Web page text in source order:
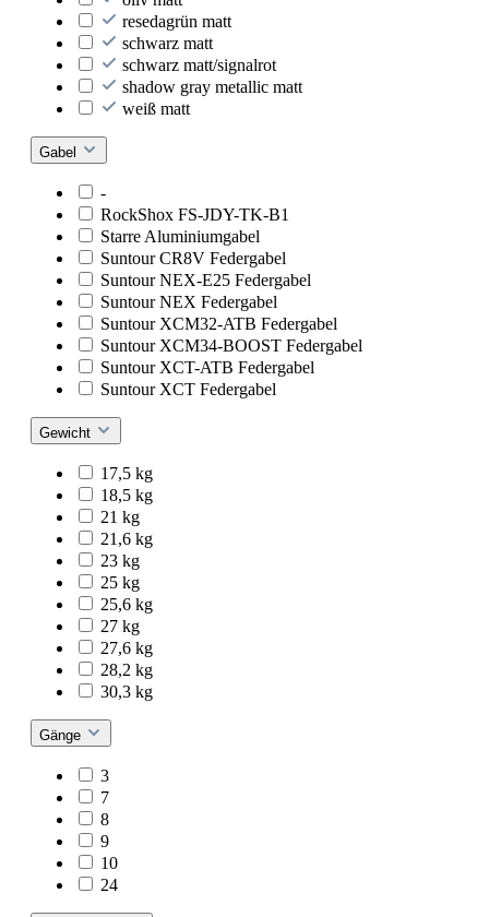
resedagrün matt
schwarz matt
schwarz matt/signalrot
shadow gray metallic matt
weiß matt
Gabel
-
RockShox FS-JDY-TK-B1
Starre Aluminiumgabel
Suntour CR8V Federgabel
Suntour NEX-E25 Federgabel
Suntour NEX Federgabel
Suntour XCM32-ATB Federgabel
Suntour XCM34-BOOST Federgabel
Suntour XCT-ATB Federgabel
Suntour XCT Federgabel
Gewicht
17,5 kg
18,5 kg
21 kg
21,6 kg
23 kg
25 kg
25,6 kg
27 kg
27,6 kg
28,2 kg
30,3 kg
Gänge
3
7
8
9
10
24